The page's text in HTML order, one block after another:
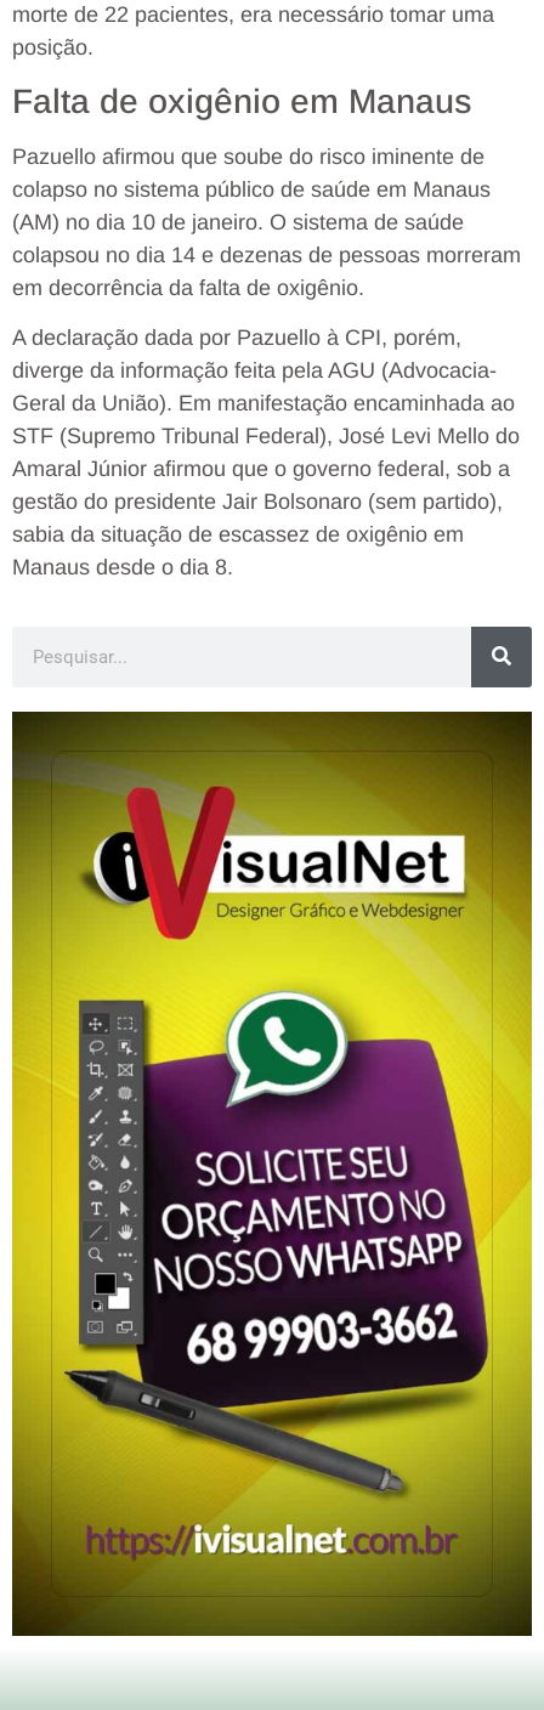
morte de 22 pacientes, era necessário tomar uma
posição.
Falta de oxigênio em Manaus
Pazuello afirmou que soube do risco iminente de
colapso no sistema público de saúde em Manaus
(AM) no dia 10 de janeiro. O sistema de saúde
colapsou no dia 14 e dezenas de pessoas morreram
em decorrência da falta de oxigênio.
A declaração dada por Pazuello à CPI, porém,
diverge da informação feita pela AGU (Advocacia-
Geral da União). Em manifestação encaminhada ao
STF (Supremo Tribunal Federal), José Levi Mello do
Amaral Júnior afirmou que o governo federal, sob a
gestão do presidente Jair Bolsonaro (sem partido),
sabia da situação de escassez de oxigênio em
Manaus desde o dia 8.